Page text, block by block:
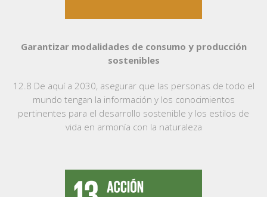
Garantizar modalidades de consumo y producción
sostenibles
12.8 De aquí a 2030, asegurar que las personas de todo el
mundo tengan la información y los conocimientos
pertinentes para el desarrollo sostenible y los estilos de
vida en armonía con la naturaleza